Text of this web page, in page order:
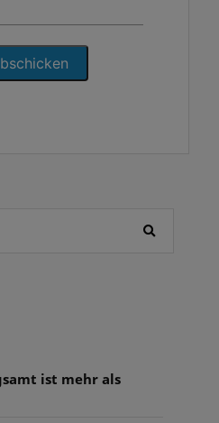
ist mehr als